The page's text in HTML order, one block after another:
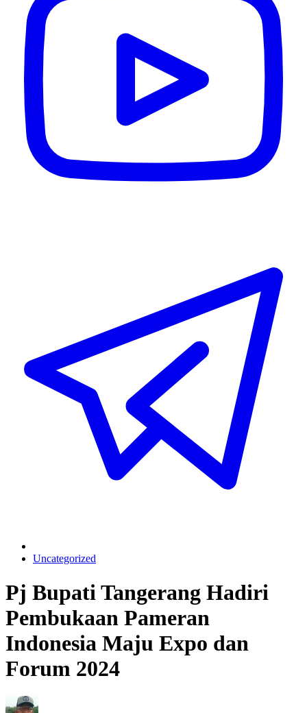
Uncategorized
Pj Bupati Tangerang Hadiri
Pembukaan Pameran
Indonesia Maju Expo dan
Forum 2024